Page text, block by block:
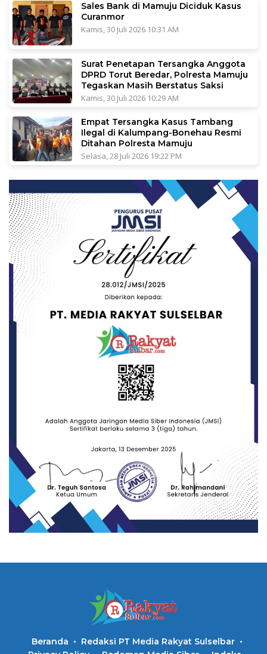
Sales Bank di Mamuju Diciduk Kasus
Curanmor
Kamis, 30 Juli 2026 10:31 AM
Surat Penetapan Tersangka Anggota
DPRD Torut Beredar, Polresta Mamuju
Tegaskan Masih Berstatus Saksi
Kamis, 30 Juli 2026 10:29 AM
Empat Tersangka Kasus Tambang
Ilegal di Kalumpang-Bonehau Resmi
Ditahan Polresta Mamuju
Selasa, 28 Juli 2026 19:22 PM
Beranda
Redaksi PT Media Rakyat Sulselbar